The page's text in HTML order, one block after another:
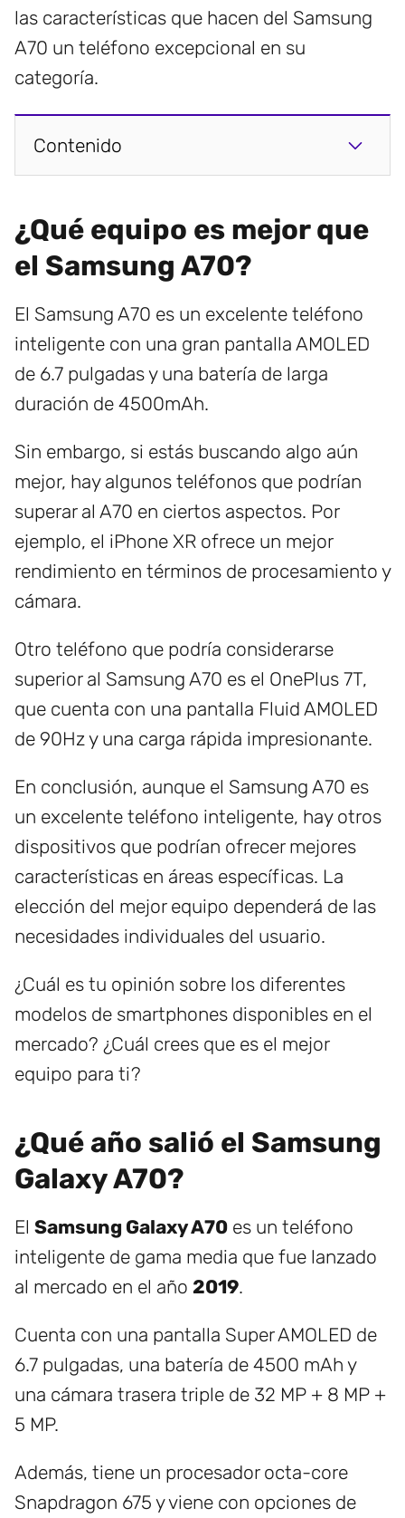
las características que hacen del Samsung
A70 un teléfono excepcional en su
categoría.
Contenido
¿Qué equipo es mejor que
el Samsung A70?
El Samsung A70 es un excelente teléfono
inteligente con una gran pantalla AMOLED
de 6.7 pulgadas y una batería de larga
duración de 4500mAh.
Sin embargo, si estás buscando algo aún
mejor, hay algunos teléfonos que podrían
superar al A70 en ciertos aspectos. Por
ejemplo, el iPhone XR ofrece un mejor
rendimiento en términos de procesamiento y
cámara.
Otro teléfono que podría considerarse
superior al Samsung A70 es el OnePlus 7T,
que cuenta con una pantalla Fluid AMOLED
de 90Hz y una carga rápida impresionante.
En conclusión, aunque el Samsung A70 es
un excelente teléfono inteligente, hay otros
dispositivos que podrían ofrecer mejores
características en áreas específicas. La
elección del mejor equipo dependerá de las
necesidades individuales del usuario.
¿Cuál es tu opinión sobre los diferentes
modelos de smartphones disponibles en el
mercado? ¿Cuál crees que es el mejor
equipo para ti?
¿Qué año salió el Samsung
Galaxy A70?
El Samsung Galaxy A70 es un teléfono
inteligente de gama media que fue lanzado
al mercado en el año 2019.
Cuenta con una pantalla Super AMOLED de
6.7 pulgadas, una batería de 4500 mAh y
una cámara trasera triple de 32 MP + 8 MP +
5 MP.
Además, tiene un procesador octa-core
Snapdragon 675 y viene con opciones de